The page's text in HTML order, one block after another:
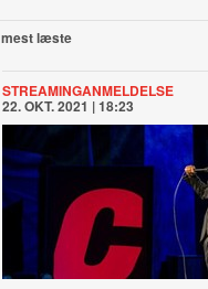
mest læste
STREAMINGANMELDELSE
22. OKT. 2021 | 18:23